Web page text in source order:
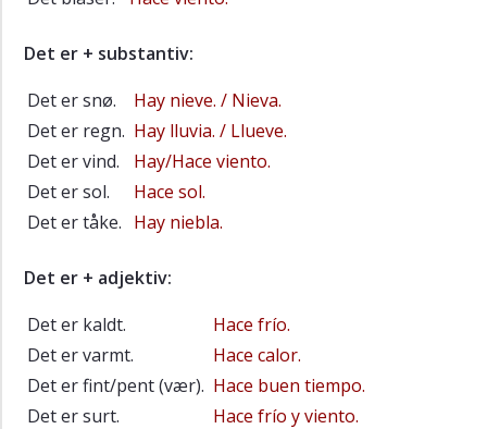
synes
å
tro
10.4
Adverbios
10.5
a
El
cuerpo
Det er + substantiv:
Det er snø.
Hay nieve. / Nieva.
Det er regn. Hay lluvia. / Llueve.
Det er vind.
Hay/Hace viento.
Det er sol.
Hace sol.
Det er tåke. Hay niebla.
Det er + adjektiv:
Det er kaldt.
Hace frío.
Det er varmt.
Hace calor.
Det er fint/pent (vær). Hace buen tiempo.
Det er surt.
Hace frío y viento.